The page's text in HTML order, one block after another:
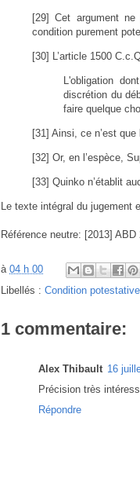
[29] Cet argument ne
condition purement
[30] L’article 1500
L'obligation
discrétion du
faire quelque
[31] Ainsi, ce n’est
[32] Or, en l’espèce,
[33] Quinko n’établit
Le texte intégral du jugement
Référence neutre: [2013] ABD
à 04 h 00
Libellés : Condition potestative
1 commentaire:
Alex Thibault 16
Précision très
Répondre